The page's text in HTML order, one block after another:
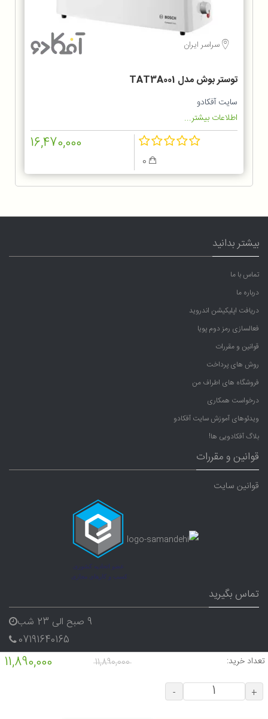
تعداد خرید:
+
-
11,890,000
11,890,000
سراسر ایران
توستر بوش مدل TAT3A001
سایت آفکادو
اطلاعات بیشتر...
16,470,000
بیشتر بدانید
تماس با ما
درباره ما
دریافت اپلیکیشن اندروید
فعالسازی رمز دوم پویا
قوانین و مقررات
روش های پرداخت
فروشگاه های اطراف من
درخواست همکاری
ویدئوهای آموزش سایت آفکادو
بلاگ آفکادویی ها!
قوانین و مقررات
قوانین سایت
تماس بگیرید
9 صبح الی 23 شب
07191640165
09338282656